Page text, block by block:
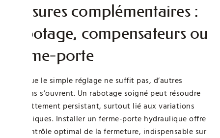
Mesures complémentaires :
rabotage, compensateurs ou
ferme-porte
Lorsque le simple réglage ne suffit pas, d’autres
options s’ouvrent. Un rabotage soigné peut résoudre
un frottement persistant, surtout lié aux variations
climatiques. Installer un ferme-porte hydraulique offre
un contrôle optimal de la fermeture, indispensable sur